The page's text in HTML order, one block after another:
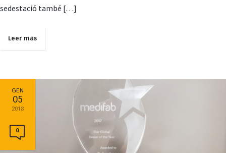
sedestació també […]
Leer más
GEN
05
2018
0